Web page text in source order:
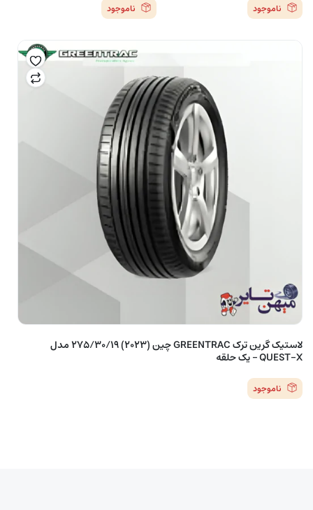
ناموجود ناموجود
لاستیک گرین ترک GREENTRAC چین (2023) 275/30/19 مدل
QUEST-X – یک حلقه
ناموجود